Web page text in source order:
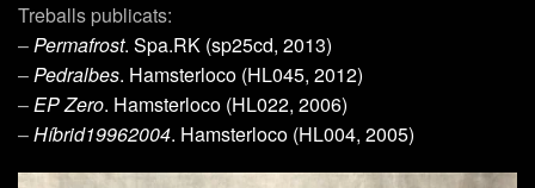
Treballs publicats:
–Permafrost. Spa.RK (sp25cd, 2013)
–Pedralbes. Hamsterloco (HL045, 2012)
–EP Zero. Hamsterloco (HL022, 2006)
–Híbrid19962004. Hamsterloco (HL004, 2005)